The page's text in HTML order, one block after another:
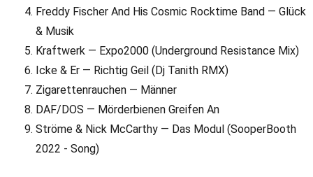
Freddy Fischer And His Cosmic Rocktime Band — Glück
& Musik
Kraftwerk — Expo2000 (Underground Resistance Mix)
Icke & Er — Richtig Geil (Dj Tanith RMX)
Zigarettenrauchen — Männer
DAF/DOS — Mörderbienen Greifen An
Ströme & Nick McCarthy — Das Modul (SooperBooth
2022 - Song)